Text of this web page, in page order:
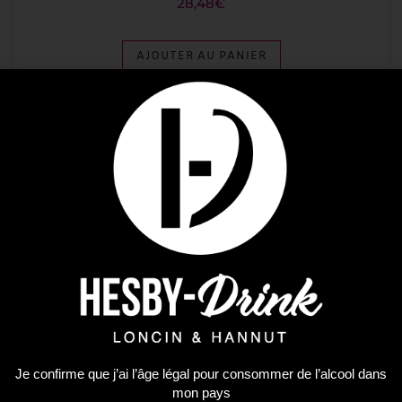
AJOUTER AU PANIER
Plus que 3 en stock !
Je confirme que j’ai l’âge légal pour consommer de l’alcool dans
mon pays